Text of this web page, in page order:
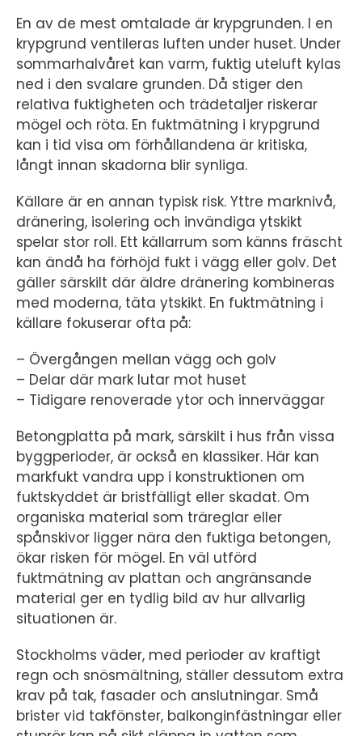
En av de mest omtalade är krypgrunden. I en
krypgrund ventileras luften under huset. Under
sommarhalvåret kan varm, fuktig uteluft kylas
ned i den svalare grunden. Då stiger den
relativa fuktigheten och trädetaljer riskerar
mögel och röta. En fuktmätning i krypgrund
kan i tid visa om förhållandena är kritiska,
långt innan skadorna blir synliga.
Källare är en annan typisk risk. Yttre marknivå,
dränering, isolering och invändiga ytskikt
spelar stor roll. Ett källarrum som känns fräscht
kan ändå ha förhöjd fukt i vägg eller golv. Det
gäller särskilt där äldre dränering kombineras
med moderna, täta ytskikt. En fuktmätning i
källare fokuserar ofta på:
– Övergången mellan vägg och golv
– Delar där mark lutar mot huset
– Tidigare renoverade ytor och innerväggar
Betongplatta på mark, särskilt i hus från vissa
byggperioder, är också en klassiker. Här kan
markfukt vandra upp i konstruktionen om
fuktskyddet är bristfälligt eller skadat. Om
organiska material som träreglar eller
spånskivor ligger nära den fuktiga betongen,
ökar risken för mögel. En väl utförd
fuktmätning av plattan och angränsande
material ger en tydlig bild av hur allvarlig
situationen är.
Stockholms väder, med perioder av kraftigt
regn och snösmältning, ställer dessutom extra
krav på tak, fasader och anslutningar. Små
brister vid takfönster, balkonginfästningar eller